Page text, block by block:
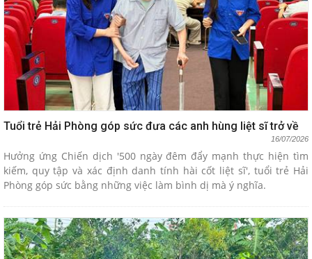
Tuổi trẻ Hải Phòng góp sức đưa các anh hùng liệt sĩ trở về
16/07/2026
Hưởng ứng Chiến dịch '500 ngày đêm đẩy mạnh thực hiện tìm
kiếm, quy tập và xác định danh tính hài cốt liệt sĩ', tuổi trẻ Hải
Phòng góp sức bằng những việc làm bình dị mà ý nghĩa.